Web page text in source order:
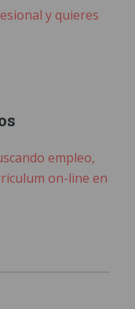
y quieres
empleo,
on-line en